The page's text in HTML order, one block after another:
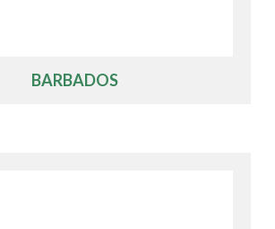
BARBADOS